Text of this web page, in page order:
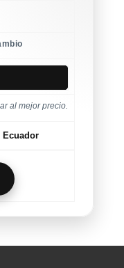
al mejor precio.
Ecuador